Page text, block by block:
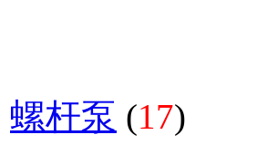
螺杆泵 (17)